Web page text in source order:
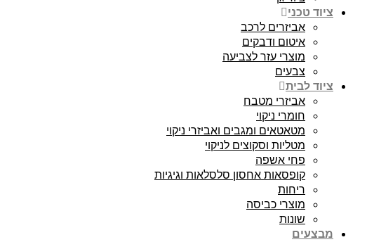
ציוד טכני
אביזרים לרכב
איטום ודבקים
מוצרי עזר לצביעה
צבעים
ציוד לבית
אביזרי מטבח
חומרי ניקוי
מטאטאים ומגבים ואביזרי ניקוי
מטליות וסקוצים לניקוי
פחי אשפה
קופסאות אחסון סלסלאות וגיגיות
ריחות
מוצרי כביסה
שונות
מבצעים